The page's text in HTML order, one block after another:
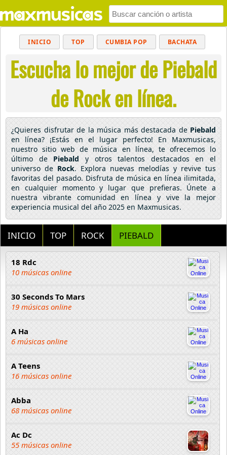
INICIO TOP CUMBIA POP BACHATA
MUSICA CRISTIANA REGGAETON
BALADAS ALTERNATIVO ELECTRÓNICA
CUMBIAS
Escucha lo mejor de Piebald
de Rock en línea.
¿Quieres disfrutar de la música más destacada de Piebald
en línea? ¡Estás en el lugar perfecto! En Maxmusicas,
nuestro sitio web de música en línea, te ofrecemos lo
último de Piebald y otros talentos destacados en el
universo de Rock. Explora nuevas melodías y revive tus
favoritas del pasado. Disfruta de música en línea ilimitada,
en cualquier momento y lugar que prefieras. Únete a
nuestra vibrante comunidad en línea y vive la mejor
experiencia musical del año 2025 en Maxmusicas.
INICIO TOP ROCK PIEBALD
18 Rdc
10 músicas online
30 Seconds To Mars
19 músicas online
A Ha
6 músicas online
A Teens
16 músicas online
Abba
68 músicas online
Ac Dc
55 músicas online